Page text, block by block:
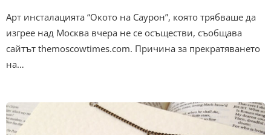
Арт инсталацията “Окото на Саурон”, която трябваше да
изгрее над Москва вчера не се осъществи, съобщава
сайтът themoscowtimes.com. Причина за прекратяването
на…